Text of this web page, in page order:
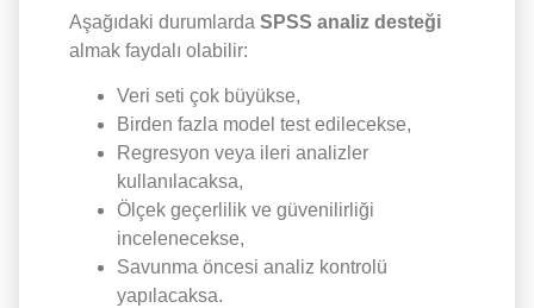
Aşağıdaki durumlarda SPSS analiz desteği
almak faydalı olabilir:
Veri seti çok büyükse,
Birden fazla model test edilecekse,
Regresyon veya ileri analizler
kullanılacaksa,
Ölçek geçerlilik ve güvenilirliği
incelenecekse,
Savunma öncesi analiz kontrolü
yapılacaksa.